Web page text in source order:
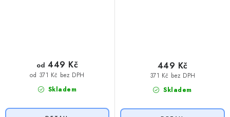
Skladem
od 371 Kč bez DPH
od 449 Kč
Skladem
371 Kč bez DPH
449 Kč